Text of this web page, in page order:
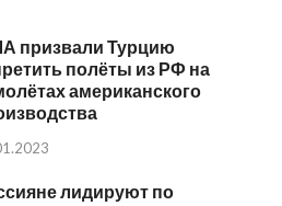
призвали Турцию
полёты из РФ на
американского
лидируют по